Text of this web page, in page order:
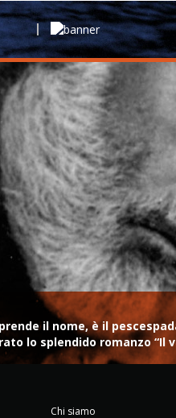
il nome, è il
lo splendido romanzo “Il
Chi siamo